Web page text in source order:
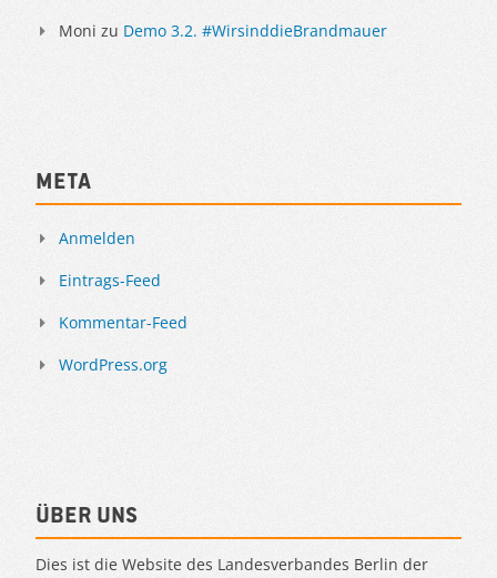
Moni zu Demo 3.2. #WirsinddieBrandmauer
Meta
Anmelden
Eintrags-Feed
Kommentar-Feed
WordPress.org
Über uns
Dies ist die Website des Landesverbandes Berlin der